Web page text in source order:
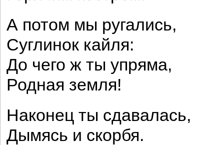
А потом мы ругались,
Суглинок кайля:
До чего ж ты упряма,
Родная земля!
Наконец ты сдавалась,
Дымясь и скорбя.